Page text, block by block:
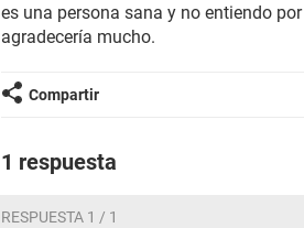
es una persona sana y no entiendo
agradecería mucho.
Compartir
1 respuesta
RESPUESTA 1 / 1